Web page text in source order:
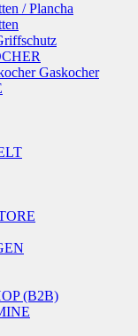
/ Plancha
Gaskocher
(B2B)